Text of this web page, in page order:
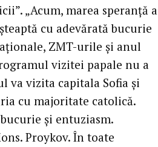
„Acum, marea speranță a
cu adevărată bucurie
ZMT-urile și anul
vizitei papale nu a
va vizita capitala Sofia și
cu majoritate catolică.
și entuziasm.
Proykov. În toate